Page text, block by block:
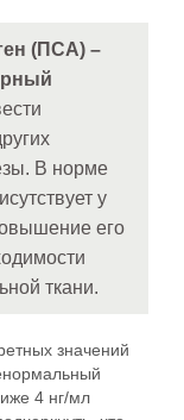
(ПСА) –
В норме
у
его
ткани.
значений
4 нг/мл